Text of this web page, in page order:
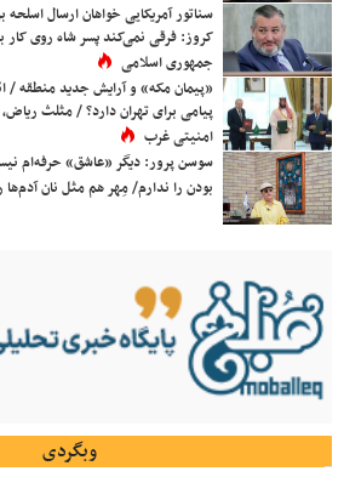
سناتور آمریکایی خواهان ارسال
کروز: فرقی نمی‌کند پسر شاه روی کار
جمهوری اسلامی
«پیمان مکه» و آرایش جدید منطقه /
پیامی برای تهران دارد؟ / مثلث ریاض،
امنیتی غرب
سوسن پرور: دیگر «عاشق» حرفه‌ام
بودن را ندارم/ مِهر هم مثل نان
وبگردی